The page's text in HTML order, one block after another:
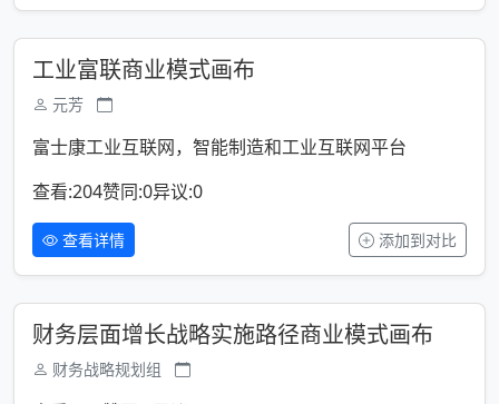
工业富联商业模式画布
元芳
富士康工业互联网，智能制造和工业互联网平台
查看:204赞同:0异议:0
查看详情 添加到对比
财务层面增长战略实施路径商业模式画布
财务战略规划组